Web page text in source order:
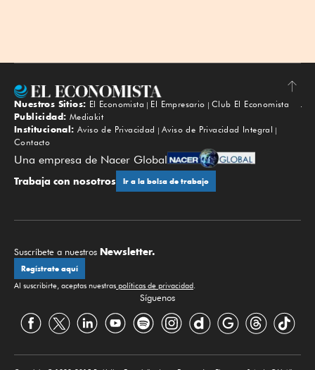
Subir
Nuestros Sitios: El Economista El Empresario
Club El Economista
Publicidad: Mediakit
Institucional: Aviso de Privacidad
Aviso de Privacidad Integral
Contacto
Una empresa de Nacer Global
Trabaja con nosotros Ir a la bolsa de trabajo
Suscríbete a nuestros Newsletter.
Regístrate aquí
Al suscribirte, aceptas nuestras políticas de privacidad.
Síguenos